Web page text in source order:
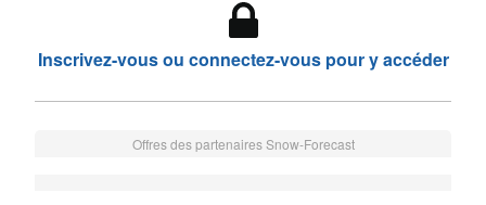
Inscrivez-vous ou connectez-vous pour y accéder
Offres des partenaires Snow-Forecast